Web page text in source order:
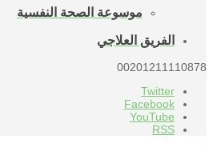
موسوعة الصحة النفسية
الفريق العلاجي
00201211110878
Twitter
Facebook
YouTube
RSS